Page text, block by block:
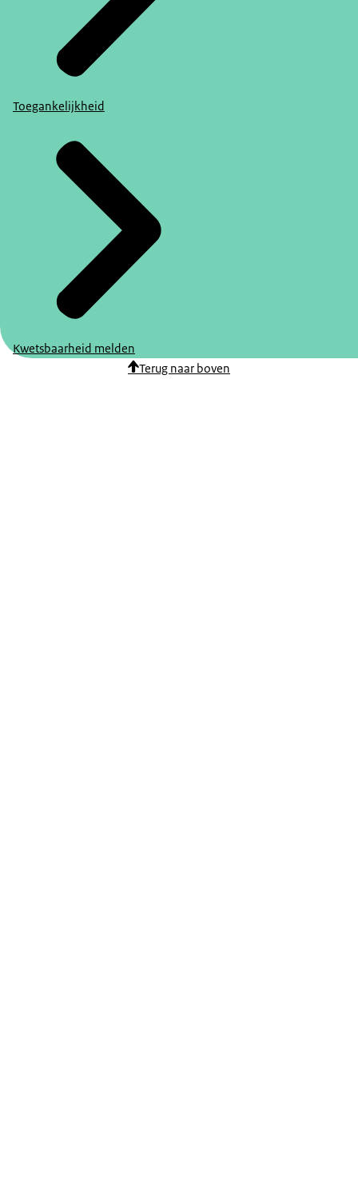
Toegankelijkheid
Kwetsbaarheid melden
Terug naar boven